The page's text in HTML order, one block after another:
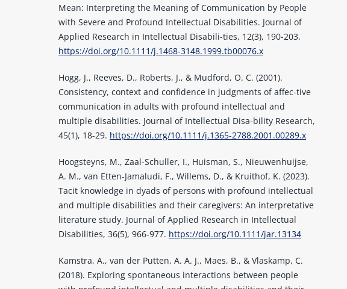
Mean: Interpreting the Meaning of Communication by People
with Severe and Profound Intellectual Disabilities. Journal of
Applied Research in Intellectual Disabili-ties, 12(3), 190-203.
https://doi.org/10.1111/j.1468-3148.1999.tb00076.x
Hogg, J., Reeves, D., Roberts, J., & Mudford, O. C. (2001).
Consistency, context and confidence in judgments of affec-tive
communication in adults with profound intellectual and
multiple disabilities. Journal of Intellectual Disa-bility Research,
45(1), 18-29. https://doi.org/10.1111/j.1365-2788.2001.00289.x
Hoogsteyns, M., Zaal-Schuller, I., Huisman, S., Nieuwenhuijse,
A. M., van Etten-Jamaludi, F., Willems, D., & Kruithof, K. (2023).
Tacit knowledge in dyads of persons with profound intellectual
and multiple disabilities and their caregivers: An interpretative
literature study. Journal of Applied Research in Intellectual
Disabilities, 36(5), 966-977. https://doi.org/10.1111/jar.13134
Kamstra, A., van der Putten, A. A. J., Maes, B., & Vlaskamp, C.
(2018). Exploring spontaneous interactions between people